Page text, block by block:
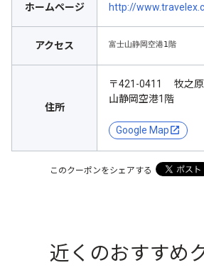
ホームページ http://
アクセス 富士山静岡空港1階
住所
〒421-0411 牧之原
山静岡空港1階
Google Map
このクーポンをシェアする
近くのおすすめ